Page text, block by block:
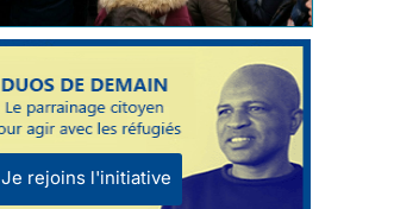
Je rejoins l'initiative